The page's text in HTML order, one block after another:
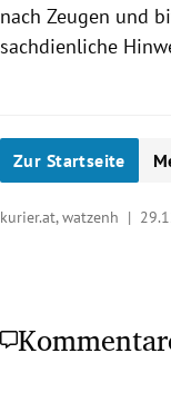
nach Zeugen und
sachdienliche
Zur Startseite
kurier.at, watzenh |